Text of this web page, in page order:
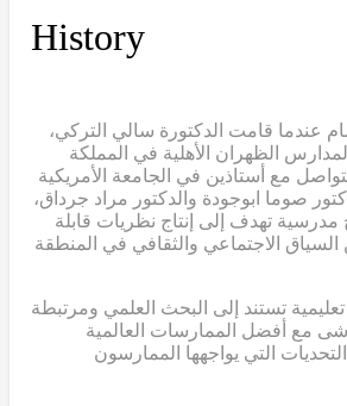
History
عندما قامت الدكتورة سالي التركي،
الظهران الأهلية في المملكة
مع أستاذين في الجامعة الأمريكية
صوما ابوجودة والدكتور مراد جرداق،
مدرسية تهدف إلى إنتاج نظريات قابلة
الاجتماعي والثقافي في المنطقة
تستند إلى البحث العلمي ومرتبطة
مع أفضل الممارسات العالمية
التي يواجهها الممارسون